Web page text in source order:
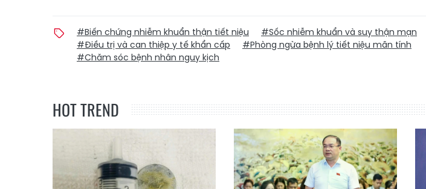
#Biến chứng nhiễm khuẩn thận tiết niệu
#Sốc nhiễm khuẩn và suy thận mạn
#Điều trị và can thiệp y tế khẩn cấp
#Phòng ngừa bệnh lý tiết niệu mãn tính
#Chăm sóc bệnh nhân nguy kịch
HOT TREND